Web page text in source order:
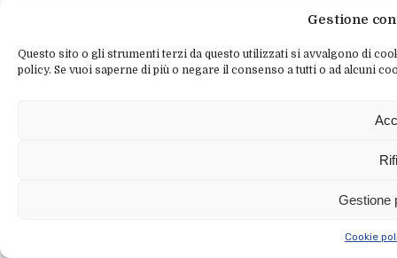
Gestione
Questo sito o gli strumenti terzi da questo utilizzati si avvalgono di
policy. Se vuoi saperne di più o negare il consenso a tutti o ad alcuni
Gestione
Cookie